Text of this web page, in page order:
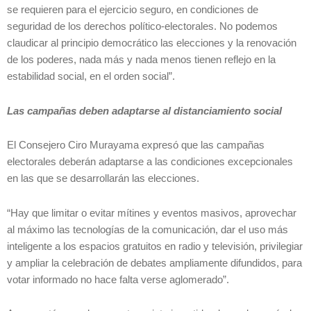
se requieren para el ejercicio seguro, en condiciones de
seguridad de los derechos político-electorales. No podemos
claudicar al principio democrático las elecciones y la renovación
de los poderes, nada más y nada menos tienen reflejo en la
estabilidad social, en el orden social”.
Las campañas deben adaptarse al distanciamiento social
El Consejero Ciro Murayama expresó que las campañas
electorales deberán adaptarse a las condiciones excepcionales
en las que se desarrollarán las elecciones.
“Hay que limitar o evitar mítines y eventos masivos, aprovechar
al máximo las tecnologías de la comunicación, dar el uso más
inteligente a los espacios gratuitos en radio y televisión, privilegiar
y ampliar la celebración de debates ampliamente difundidos, para
votar informado no hace falta verse aglomerado”.